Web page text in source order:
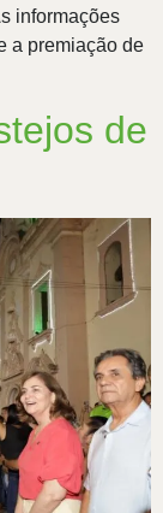
informações
a premiação de
de